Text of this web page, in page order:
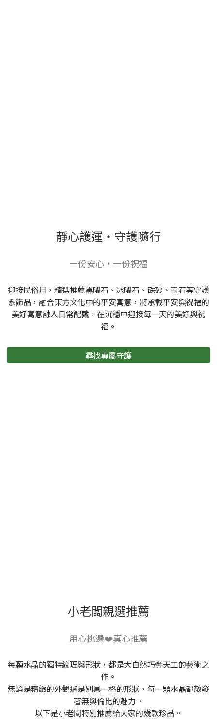
靜心護運・守護隨行
一份安心，一份祝福
迎接民俗月，精選推薦黑曜石、冰曜石、硃砂、玉石等守護
系飾品，融合東方文化中的平安寓意，將承載平安與祝福的
美好寓意融入日常配戴，在沉穩中迎接每一天的美好與祝
福。
尋找專屬守護
小老闆親選推薦
用心挑選❤️真心推薦
每顆水晶的獨特紋理與形狀，都是大自然巧奪天工的藝術之
作。
無論是精緻的外觀還是別具一格的形狀，每一顆水晶都散發
著無與倫比的魅力。
以下是小老闆特別推薦給大家的幾款珍品。